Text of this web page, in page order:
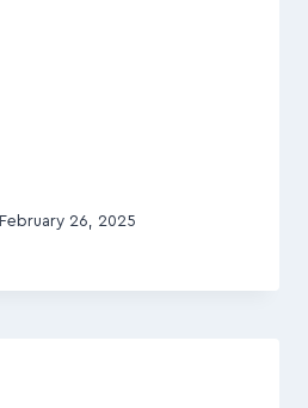
February 26, 2025